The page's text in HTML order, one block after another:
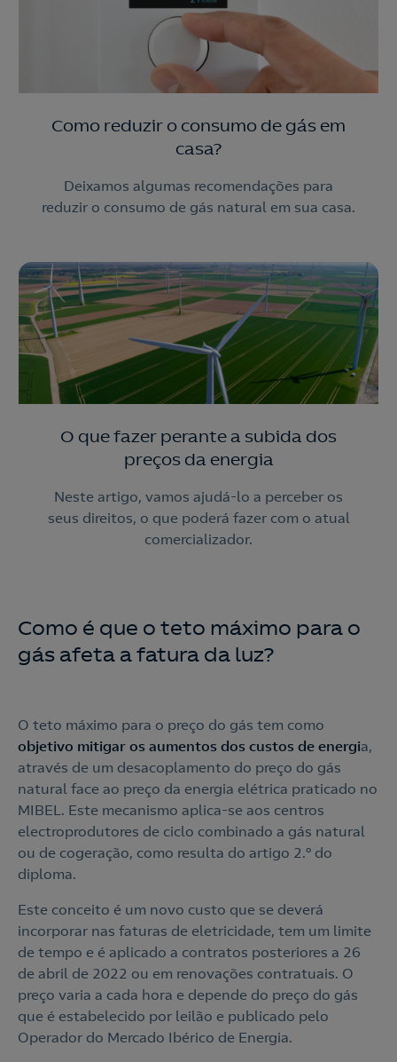
Eletricidade e Gás.
Aceite aPolítica de Privacidade
Nós ligamos!
o
210 540 000
Linha de Apoio e Contratação
Como reduzir o consumo de gás em
casa?
Deixamos algumas recomendações para
reduzir o consumo de gás natural em sua casa.
O que fazer perante a subida dos
preços da energia
Neste artigo, vamos ajudá-lo a perceber os
seus direitos, o que poderá fazer com o atual
comercializador.
Como é que o teto máximo para o
gás afeta a fatura da luz?
O teto máximo para o preço do gás tem como
objetivo mitigar os aumentos dos custos de energia,
através de um desacoplamento do preço do gás
natural face ao preço da energia elétrica praticado no
MIBEL. Este mecanismo aplica-se aos centros
electroprodutores de ciclo combinado a gás natural
ou de cogeração, como resulta do artigo 2.º do
diploma.
Este conceito é um novo custo que se deverá
incorporar nas faturas de eletricidade, tem um limite
de tempo e é aplicado a contratos posteriores a 26
de abril de 2022 ou em renovações contratuais. O
preço varia a cada hora e depende do preço do gás
que é estabelecido por leilão e publicado pelo
Operador do Mercado Ibérico de Energia.